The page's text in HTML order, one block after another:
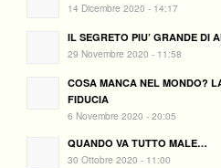
14 Dicembre 2020 - 14:17
IL SEGRETO PIU’ GRANDE DI
29 Novembre 2020 - 11:58
COSA MANCA NEL MONDO?
FIDUCIA
6 Novembre 2020 - 20:05
QUANDO VA TUTTO MALE…
30 Ottobre 2020 - 11:00